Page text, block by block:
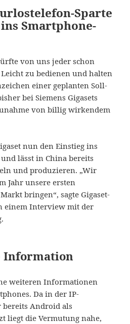
Sparte
Smartphone-
von uns jeder schon
zu bedienen und halten
einer geplanten Soll-
bei Siemens Gigasets
von billig wirkendem
nun den Einstieg ins
lässt in China bereits
und produzieren. „Wir
Jahr unsere ersten
bringen“, sagte Gigaset-
einem Interview mit der
Information
weiteren Informationen
Da in der IP-
bereits Android als
liegt die Vermutung nahe,